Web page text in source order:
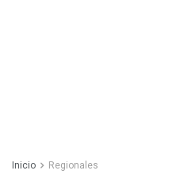
Inicio Regionales